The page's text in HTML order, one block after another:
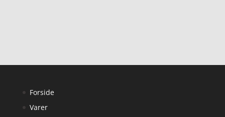
Forside
Varer